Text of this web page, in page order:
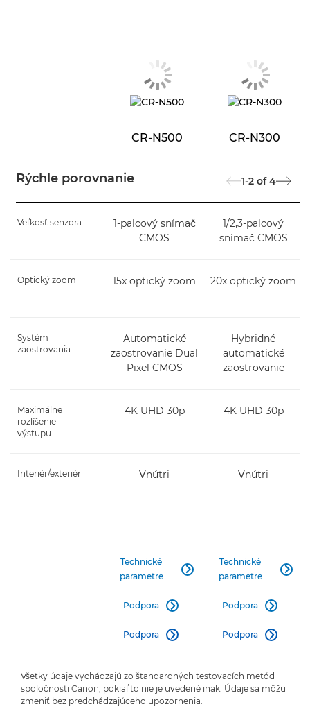
Rýchle porovnanie
CR-N500 CR-N300
1-2 of 4
Veľkosť senzora
1-palcový snímač
CMOS
1/2,3-palcový
snímač CMOS
Optický zoom 15x optický zoom 20x optický zoom
Systém
zaostrovania
Automatické
zaostrovanie Dual
Pixel CMOS
Hybridné
automatické
zaostrovanie
Maximálne
rozlíšenie
výstupu
4K UHD 30p 4K UHD 30p
Interiér/exteriér Vnútri Vnútri
Technické
parametre

Podpora 
Podpora 
Technické
parametre

Podpora 
Podpora 
Všetky údaje vychádzajú zo štandardných testovacích metód
spoločnosti Canon, pokiaľ to nie je uvedené inak. Údaje sa môžu
zmeniť bez predchádzajúceho upozornenia.